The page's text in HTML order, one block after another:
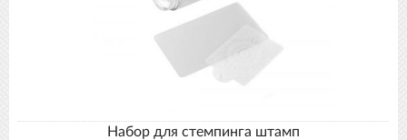
Набор для стемпинга штамп